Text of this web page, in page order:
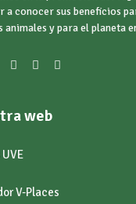
a conocer sus beneficios
animales y para el planeta
web
V-Places